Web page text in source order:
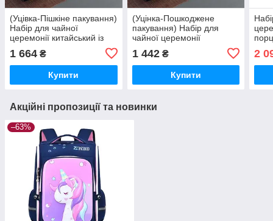
(Уцівка-Пішкіне пакування)
Набір для чайної
церемонії китайський із
порцеляни на 9 предметів
із подарунковим
1 664 ₴
Купити
(Уцінка-Пошкоджене
пакування) Набір для
чайної церемонії
китайський із порцеляни
на 9 предметів із
1 442₴
Купити
2
Акційні пропозиції та новинки
–63%